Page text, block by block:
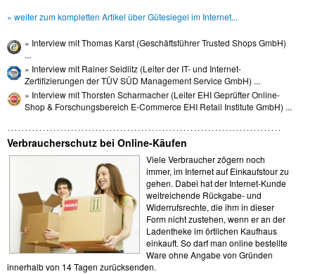
» weiter zum kompletten Artikel über Gütesiegel im Internet...
» Interview mit Thomas Karst (Geschäftsführer Trusted Shops GmbH)
...
» Interview mit Rainer Seidlitz (Leiter der IT- und Internet-
Zertifizierungen der TÜV SÜD Management Service GmbH) ...
» Interview mit Thorsten Scharmacher (Leiter EHI Geprüfter Online-
Shop & Forschungsbereich E-Commerce EHI Retail Institute GmbH) ...
Verbraucherschutz bei Online-Käufen
Viele Verbraucher zögern noch
immer, im Internet auf Einkaufstour zu
gehen. Dabei hat der Internet-Kunde
weitreichende Rückgabe- und
Widerrufsrechte, die ihm in dieser
Form nicht zustehen, wenn er an der
Ladentheke im örtlichen Kaufhaus
einkauft. So darf man online bestellte
Ware ohne Angabe von Gründen
innerhalb von 14 Tagen zurücksenden.